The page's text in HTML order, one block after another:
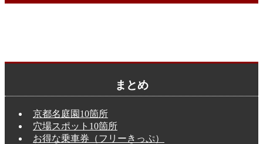
まとめ
京都名庭園10箇所
穴場スポット10箇所
お得な乗車券（フリーきっぷ）